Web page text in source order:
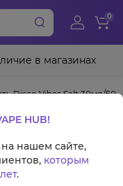
0
Disco Vibes Salt 30мл/
в магазинах
HUB!
нашем сайте,
которым
.